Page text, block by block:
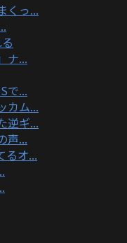
くっ...
ナ...
で...
カム...
逆ギ...
声...
るオ...